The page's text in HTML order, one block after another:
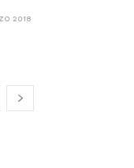
2018